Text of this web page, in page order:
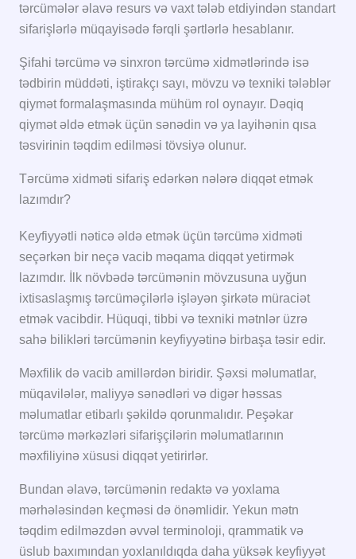
tərcümələr əlavə resurs və vaxt tələb etdiyindən standart
sifarişlərlə müqayisədə fərqli şərtlərlə hesablanır.
Şifahi tərcümə və sinxron tərcümə xidmətlərində isə
tədbirin müddəti, iştirakçı sayı, mövzu və texniki tələblər
qiymət formalaşmasında mühüm rol oynayır. Dəqiq
qiymət əldə etmək üçün sənədin və ya layihənin qısa
təsvirinin təqdim edilməsi tövsiyə olunur.
Tərcümə xidməti sifariş edərkən nələrə diqqət etmək
lazımdır?
Keyfiyyətli nəticə əldə etmək üçün tərcümə xidməti
seçərkən bir neçə vacib məqama diqqət yetirmək
lazımdır. İlk növbədə tərcümənin mövzusuna uyğun
ixtisaslaşmış tərcüməçilərlə işləyən şirkətə müraciət
etmək vacibdir. Hüquqi, tibbi və texniki mətnlər üzrə
sahə bilikləri tərcümənin keyfiyyətinə birbaşa təsir edir.
Məxfilik də vacib amillərdən biridir. Şəxsi məlumatlar,
müqavilələr, maliyyə sənədləri və digər həssas
məlumatlar etibarlı şəkildə qorunmalıdır. Peşəkar
tərcümə mərkəzləri sifarişçilərin məlumatlarının
məxfiliyinə xüsusi diqqət yetirirlər.
Bundan əlavə, tərcümənin redaktə və yoxlama
mərhələsindən keçməsi də önəmlidir. Yekun mətn
təqdim edilməzdən əvvəl terminoloji, qrammatik və
üslub baxımından yoxlanıldıqda daha yüksək keyfiyyət